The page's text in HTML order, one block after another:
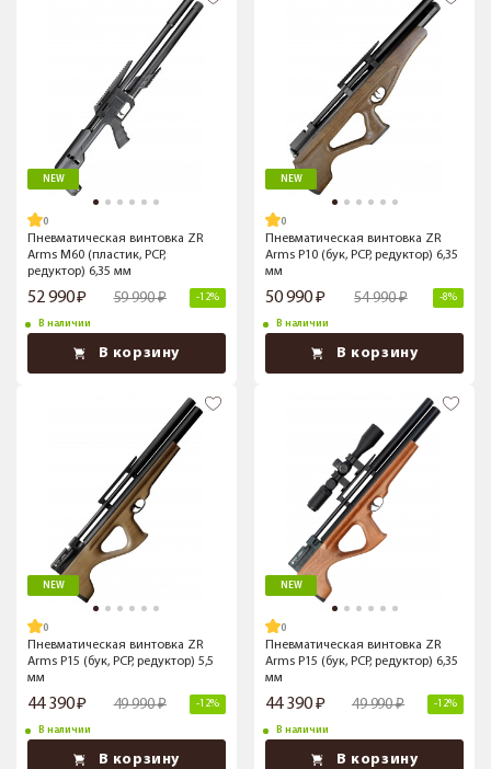
NEW
Пневматическая винтовка ZR
Arms M60 (пластик, PCP,
редуктор) 6,35 мм
52 990 59 990 -12%
В наличии
В корзину
NEW
Пневматическая винтовка ZR
Arms P10 (бук, PCP, редуктор) 6,35
мм
50 990 54 990 -8%
В наличии
В корзину
NEW
Пневматическая винтовка ZR
Arms P15 (бук, PCP, редуктор) 5,5
мм
44 390 49 990 -12%
В наличии
В корзину
NEW
Пневматическая винтовка ZR
Arms P15 (бук, PCP, редуктор) 6,35
мм
44 390 49 990 -12%
В наличии
В корзину